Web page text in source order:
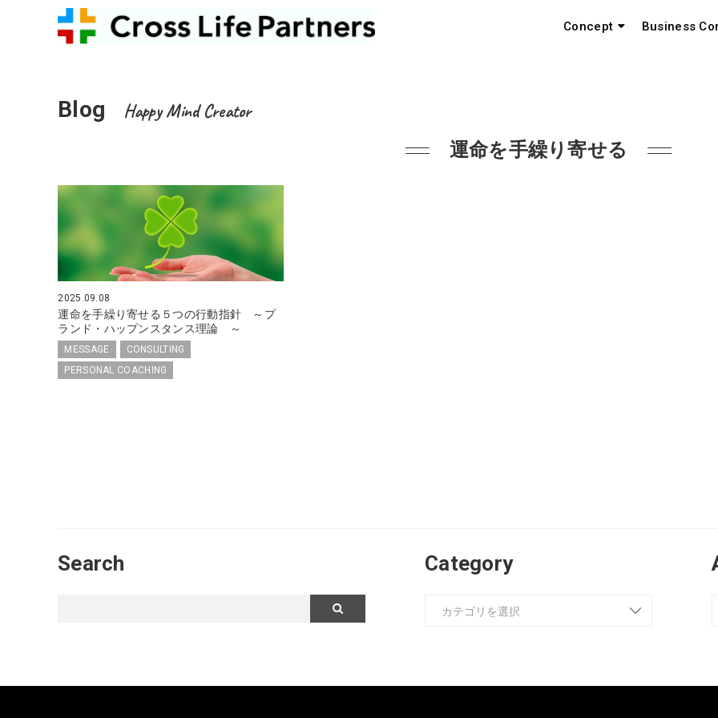
Concept Business
Blog Happy Mind Creator
運命を手繰り寄せる
2025.09.08
運命を手繰り寄せる５つの行動指針 ～プ
ランド・ハップンスタンス理論 ～
MESSAGE
CONSULTING
PERSONAL COACHING
Search Category